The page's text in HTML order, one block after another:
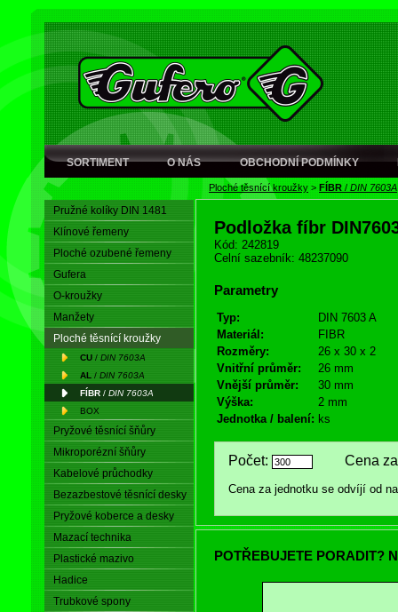
SORTIMENT O NÁS OBCHODNÍ PODMÍNKY
Ploché těsnící kroužky > FÍBR / DIN 7603A
Pružné kolíky DIN 1481
Klínové řemeny
Ploché ozubené řemeny
Gufera
O-kroužky
Manžety
Ploché těsnící kroužky
CU / DIN 7603A
AL / DIN 7603A
FÍBR / DIN 7603A
BOX
Pryžové těsnící šňůry
Mikroporézní šňůry
Kabelové průchodky
Bezazbestové těsnící desky
Pryžové koberce a desky
Mazací technika
Plastické mazivo
Hadice
Trubkové spony
Podložka fíbr
Kód: 242819
Celní sazebník: 48237090
Parametry
Typ:
DIN 7603 A
Materiál:
FIBR
Rozměry:
26 x 30 x 2
Vnitřní průměr:
26 mm
Vnější průměr:
30 mm
Výška:
2 mm
Jednotka / balení: ks
Počet: Cena za
Cena za jednotku se odvíjí od
POTŘEBUJETE PORADIT?